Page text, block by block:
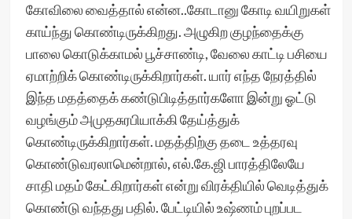
கோவிலை வைத்தால் என்ன..கோடானு கோடி வயிறுகள்
காய்ந்து கொண்டிருக்கிறது. அழுகிற குழந்தைக்கு
பாலை கொடுக்காமல் பூச்சாண்டி, வேலை காட்டி பசியை
ஏமாற்றிக் கொண்டிருக்கிறார்கள். யார் எந்த நேரத்தில்
இந்த மதத்தைக் கண்டுபிடித்தார்களோ இன்று ஓட்டு
வழங்கும் அமுதசுரபியாக்கி தேய்த்துக்
கொண்டிருக்கிறார்கள். மதத்திற்கு தடை உத்தரவு
கொண்டுவரலாமென்றால், எல்.கே.ஜி பாரத்திலேயே
சாதி மதம் கேட்கிறார்கள் என்று விரக்தியில் வெடித்துக்
கொண்டு வந்தது பதில். பேட்டியில் உஷ்ணம் புறப்பட